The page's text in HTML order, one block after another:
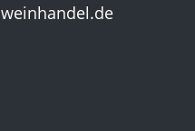
weinhandel.de